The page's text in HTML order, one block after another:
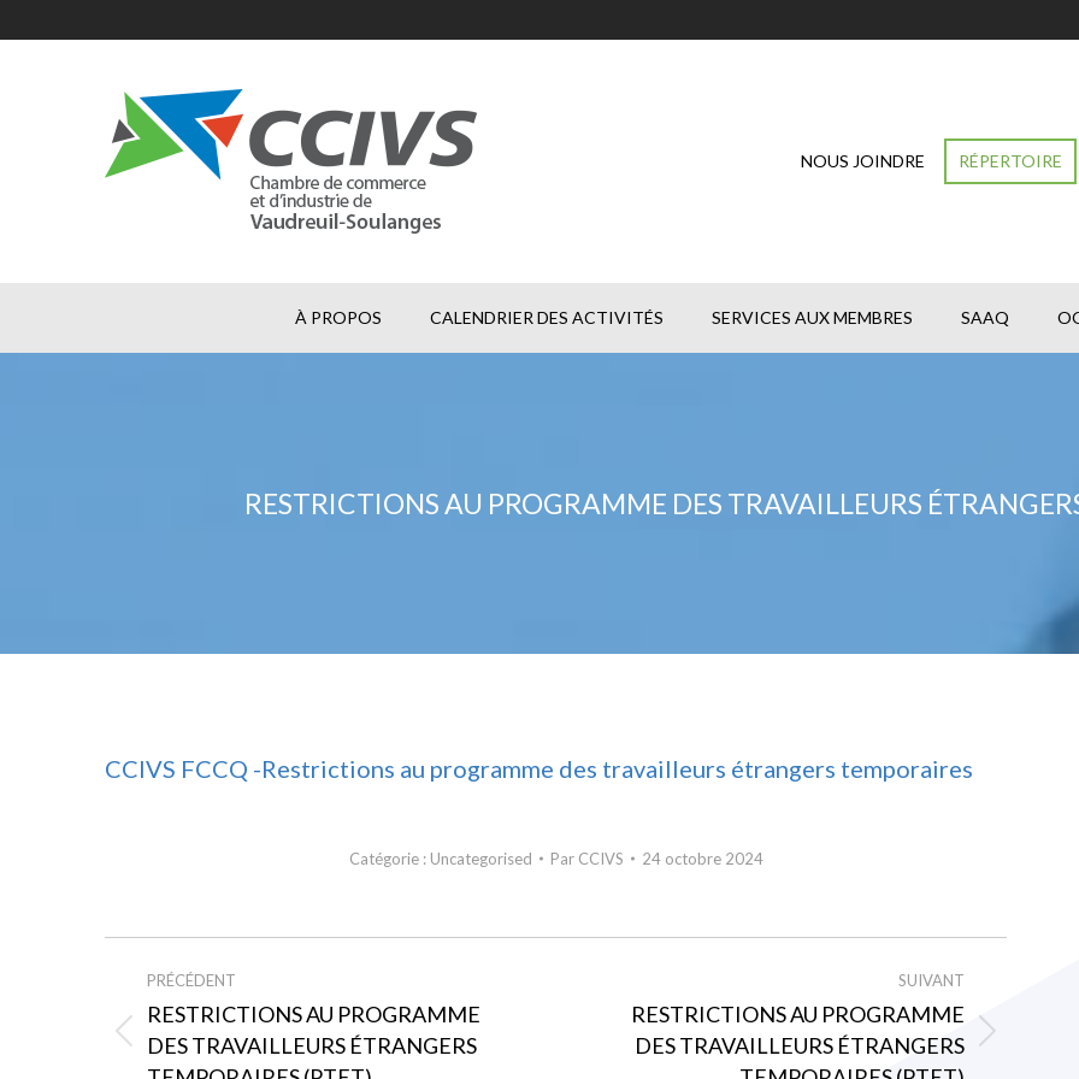
NOUS JOINDRE RÉPERTOIRE
À PROPOS CALENDRIER DES ACTIVITÉS SERVICES AUX MEMBRES SAAQ
RESTRICTIONS AU PROGRAMME DES TRAVAILLEURS
CCIVS FCCQ -Restrictions au programme des travailleurs étrangers temporaires
Catégorie : Uncategorised Par CCIVS 24 octobre 2024
ARTICLE
PRÉCÉDENT
Article
RESTRICTIONS AU PROGRAMME
DES TRAVAILLEURS ÉTRANGERS
SUIVANT
Article
RESTRICTIONS AU PROGRAMME
DES TRAVAILLEURS ÉTRANGERS